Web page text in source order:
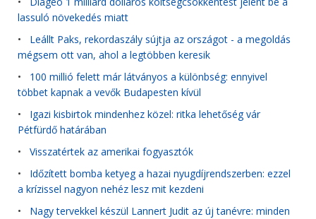
lassuló növekedés miatt
• Leállt Paks, rekordaszály sújtja az országot - a megoldás
mégsem ott van, ahol a legtöbben keresik
• 100 millió felett már látványos a különbség: ennyivel
többet kapnak a vevők Budapesten kívül
• Igazi kisbirtok mindenhez közel: ritka lehetőség vár
Pétfürdő határában
• Visszatértek az amerikai fogyasztók
• Időzített bomba ketyeg a hazai nyugdíjrendszerben: ezzel
a krízissel nagyon nehéz lesz mit kezdeni
• Nagy tervekkel készül Lannert Judit az új tanévre: minden